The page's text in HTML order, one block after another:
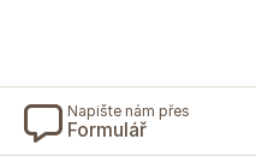
Napište nám přes
Formulář